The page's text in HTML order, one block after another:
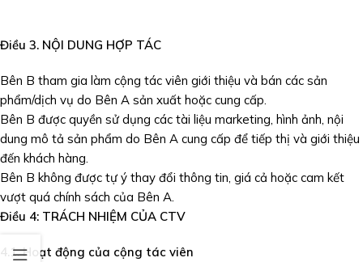
Điều 3. NỘI DUNG HỢP TÁC
Bên B tham gia làm cộng tác viên giới thiệu và bán các sản
phẩm/dịch vụ do Bên A sản xuất hoặc cung cấp.
Bên B được quyền sử dụng các tài liệu marketing, hình ảnh, nội
dung mô tả sản phẩm do Bên A cung cấp để tiếp thị và giới thiệu
đến khách hàng.
Bên B không được tự ý thay đổi thông tin, giá cả hoặc cam kết
vượt quá chính sách của Bên A.
Điều 4: TRÁCH NHIỆM CỦA CTV
4.1. Hoạt động của cộng tác viên